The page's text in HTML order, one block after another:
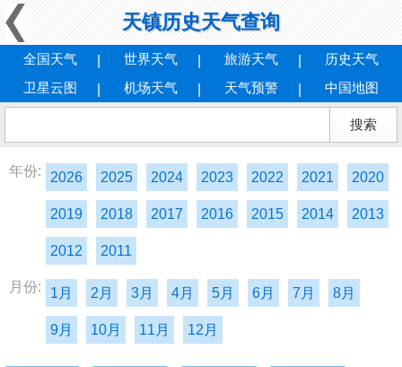
天镇历史天气查询
全国天气 世界天气 旅游天气
历史天气
卫星云图
机场天气 天气预警 中国地图
年份: 2026 2025 2024 2023 2022 2021 2020
2019 2018 2017 2016 2015 2014 2013
2012 2011
月份: 1月 2月 3月 4月 5月 6月 7月 8月
9月 10月 11月 12月